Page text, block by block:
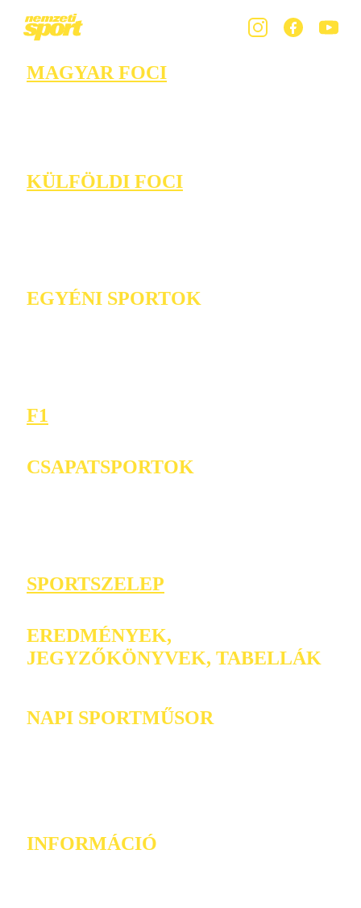
MAGYAR FOCI
KÜLFÖLDI FOCI
EGYÉNI SPORTOK
F1
CSAPATSPORTOK
SPORTSZELEP
EREDMÉNYEK,
JEGYZŐKÖNYVEK, TABELLÁK
NAPI SPORTMŰSOR
INFORMÁCIÓ